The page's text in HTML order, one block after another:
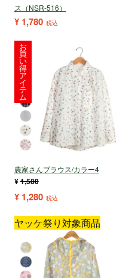
ス（NSR-516）
¥ 1,780 税込
お
買
い
得
ア
イ
テ
ム
農家さんブラウス/カラー4
¥1,580
¥ 1,280 税込
ヤッケ祭り対象商品